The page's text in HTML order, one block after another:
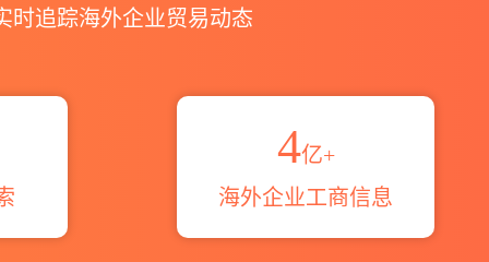
时追踪海外企业贸易动态
4亿+
海外企业工商信息